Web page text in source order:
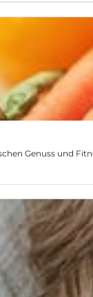
Genuss und